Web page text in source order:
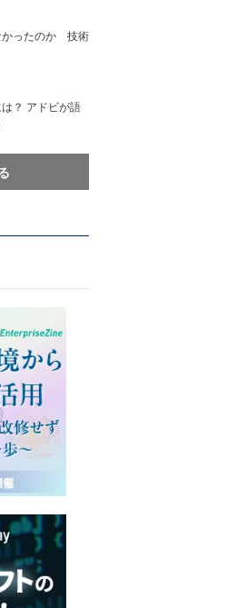
かったのか 技術
？ アドビが語